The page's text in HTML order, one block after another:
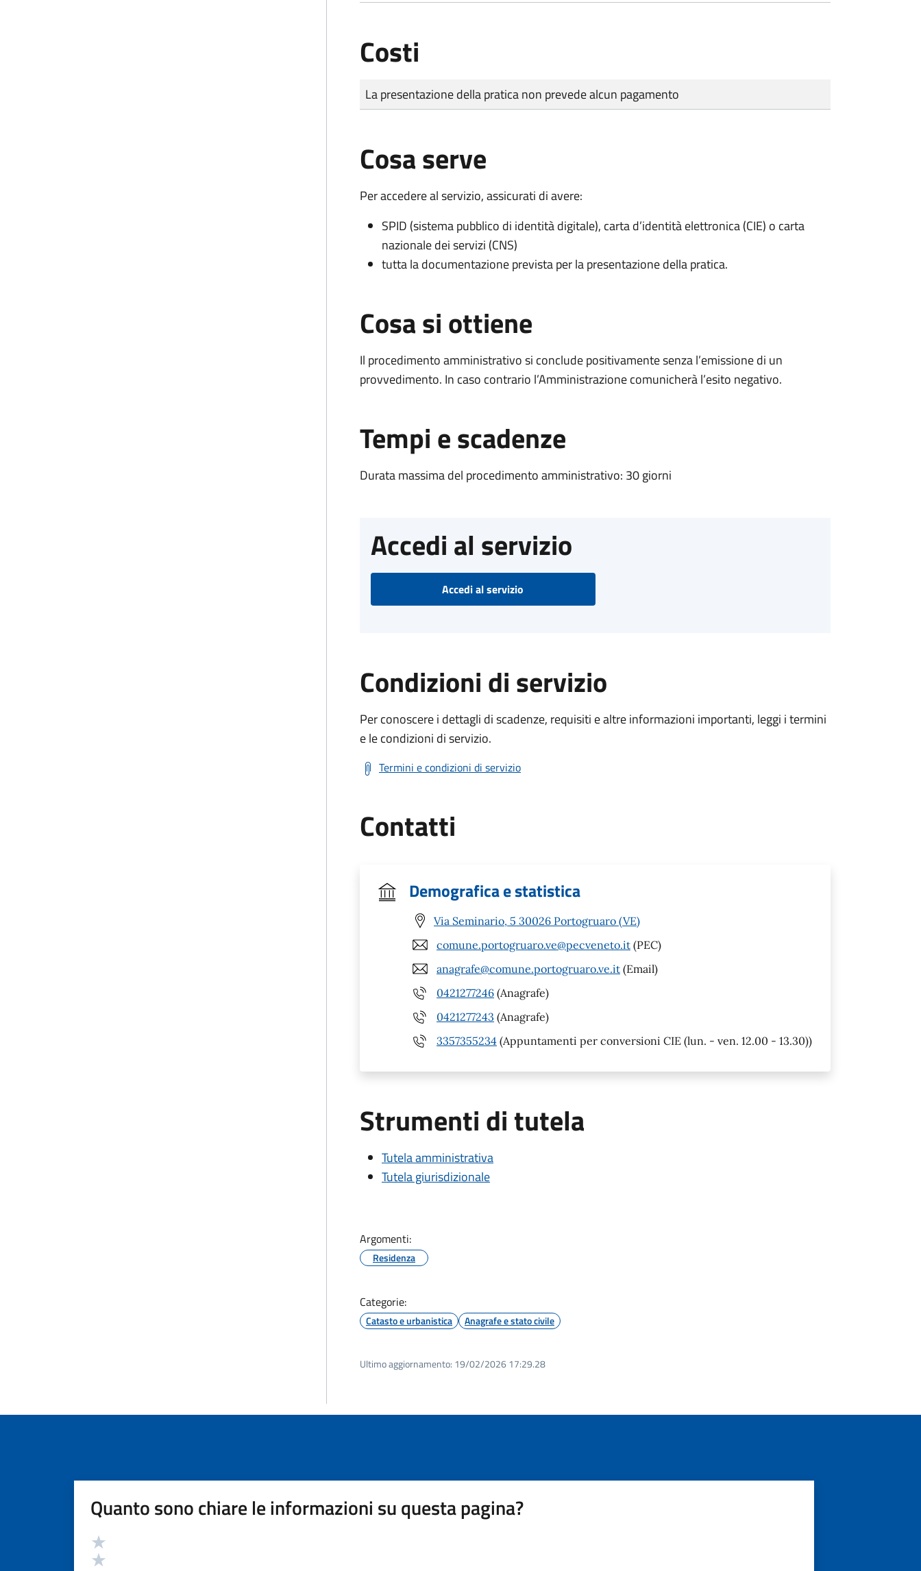
Costi
Tipo di pagamento
Importo
La presentazione della pratica non prevede alcun pagamento
Cosa serve
Per accedere al servizio, assicurati di avere:
SPID (sistema pubblico di identità digitale), carta d’identità elettronica (CIE) o carta
nazionale dei servizi (CNS)
tutta la documentazione prevista per la presentazione della pratica.
Cosa si ottiene
Il procedimento amministrativo si conclude positivamente senza l’emissione di un
provvedimento. In caso contrario l’Amministrazione comunicherà l’esito negativo.
Tempi e scadenze
Durata massima del procedimento amministrativo: 30 giorni
Accedi al servizio
Accedi al servizio
Condizioni di servizio
Per conoscere i dettagli di scadenze, requisiti e altre informazioni importanti, leggi i termini
e le condizioni di servizio.
Termini e condizioni di servizio
Contatti
Demografica e statistica
Via Seminario, 5 30026 Portogruaro (VE)
comune.portogruaro.ve@pecveneto.it (PEC)
anagrafe@comune.portogruaro.ve.it (Email)
0421277246 (Anagrafe)
0421277243 (Anagrafe)
3357355234 (Appuntamenti per conversioni CIE (lun. - ven. 12.00 - 13.30))
Strumenti di tutela
Tutela amministrativa
Tutela giurisdizionale
Argomenti:
Residenza
Categorie:
Catasto e urbanistica Anagrafe e stato civile
Ultimo aggiornamento: 19/02/2026 17:29.28
Quanto sono chiare le informazioni su questa pagina?
Valutazione